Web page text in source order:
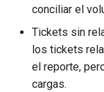
unidad
Rendimiento de la
conciliar el
Tickets sin
los tickets
el reporte,
cargas.